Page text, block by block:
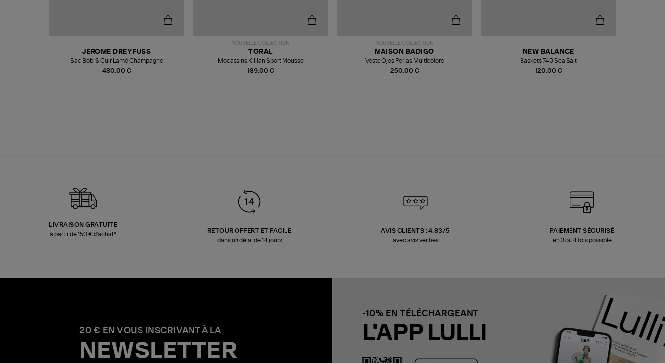
480,00 €
JEROME DREYFUSS
Sac Bobi S Cuir Lamé Champagne
NOUVELLE COLLECTION
189,00 €
TORAL
Mocassins Killian Sport Mousse
NOUVELLE COLLECTION
250,00 €
MAISON BADIGO
Veste Ojos Perlas Multicolore
120,00 €
NEW BALANCE
Baskets 740 Sea Salt
LIVRAISON GRATUITE
à partir de 150 € d'achat*
RETOUR OFFERT ET FACILE
dans un délai de 14 jours
AVIS CLIENTS : 4.83/5
avec avis vérifiés
PAIEMENT SÉCURISÉ
en 3 ou 4 fois possible
20 € EN VOUS INSCRIVANT À LA
NEWSLETTER
-10% EN TÉLÉCHARGEANT
L'APP LULLI